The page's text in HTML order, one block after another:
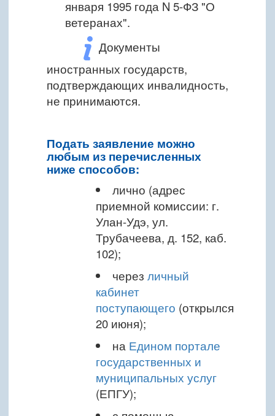
января 1995 года N 5-ФЗ "О
ветеранах".
Документы
иностранных государств,
подтверждающих инвалидность,
не принимаются.
Подать заявление можно
любым из перечисленных
ниже способов:
лично (адрес
приемной комиссии: г.
Улан-Удэ, ул.
Трубачеева, д. 152, каб.
102);
через личный
кабинет
поступающего (открылся
20 июня);
на Едином портале
государственных и
муниципальных услуг
(ЕПГУ);